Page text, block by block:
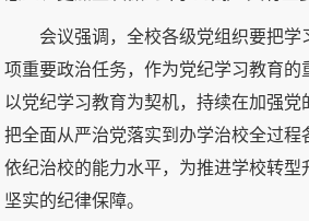
会议强调，全校各级党组织要把学
项重要政治任务，作为党纪学习教育的
以党纪学习教育为契机，持续在加强党
把全面从严治党落实到办学治校全过程
依纪治校的能力水平，为推进学校转型
坚实的纪律保障。